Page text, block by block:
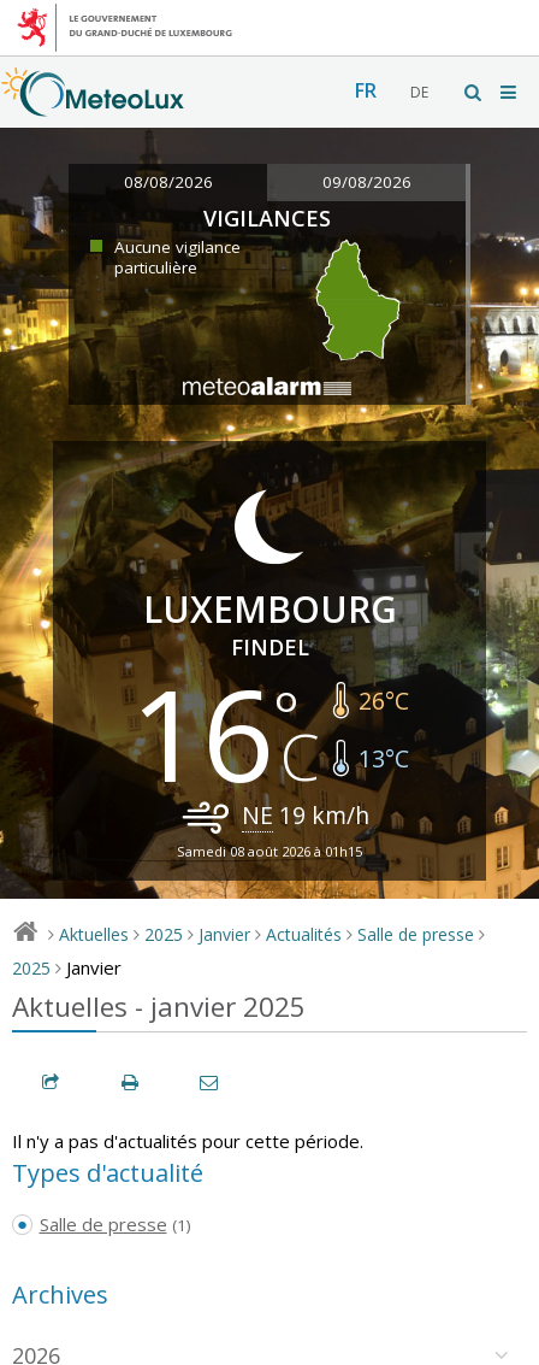
FR DE
08/08/2026 09/08/2026
VIGILANCES
Aucune vigilance
particulière
LUXEMBOURG
FINDEL
16 26°C
13°C
NE 19 km/h
Samedi 08 août 2026 à 01h15
> Aktuelles > 2025 > Janvier > Actualités > Salle de presse >
2025 > Janvier
Aktuelles - janvier 2025
Il n'y a pas d'actualités pour cette période.
Types d'actualité
Salle de presse (1)
Archives
2026